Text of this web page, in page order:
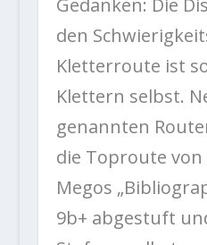
Gedanken: Die
den
Kletterroute ist
Klettern selbst.
genannten
die Toproute von
Megos
9b+ abgestuft